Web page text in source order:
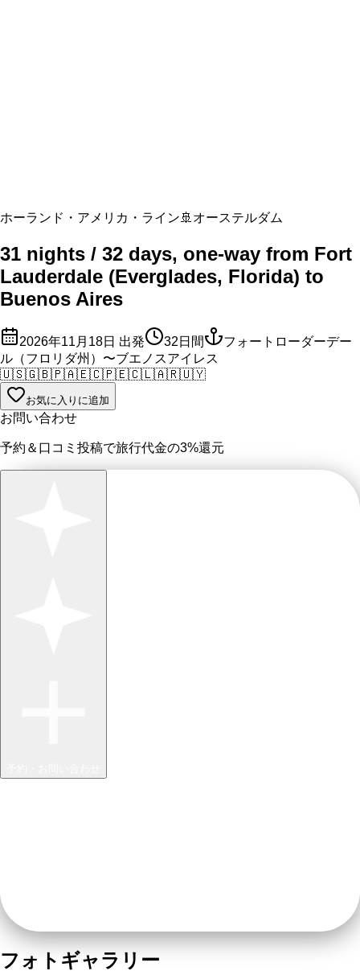
ホーランド・アメリカ・ライン 🚢 オーステルダム
31 nights / 32 days, one-way from Fort
Lauderdale (Everglades, Florida) to
Buenos Aires
2026年11月18日 出発 32 日間
フォートローダーデー
ル（フロリダ州）〜ブエノスアイレス
🇺🇸🇬🇧🇵🇦🇪🇨🇵🇪🇨🇱🇦🇷🇺🇾
お気に入りに追加
お問い合わせ
予約＆口コミ投稿で旅行代金の3%還元
フォトギャラリー